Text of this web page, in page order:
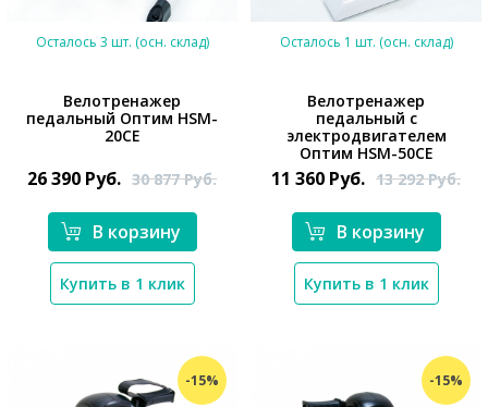
*}
Осталось 3 шт. (осн. склад)
Велотренажер
педальный Оптим HSM-
20CE
26 390 Руб. 30 877Руб.
В корзину
Купить в 1 клик
*}
Осталось 1 шт. (осн. склад)
Велотренажер
педальный с
электродвигателем
Оптим HSM-50CE
11 360 Руб. 13 292Руб.
В корзину
Купить в 1 клик
-15% -15%